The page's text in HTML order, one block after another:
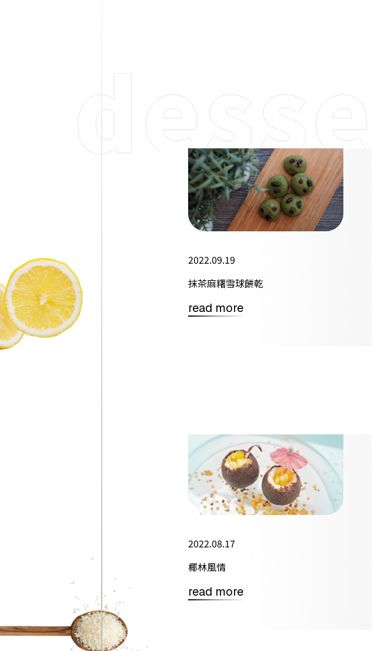
2022.09.19
抹茶麻糬雪球餅乾
read more
2022.08.17
椰林風情
read more